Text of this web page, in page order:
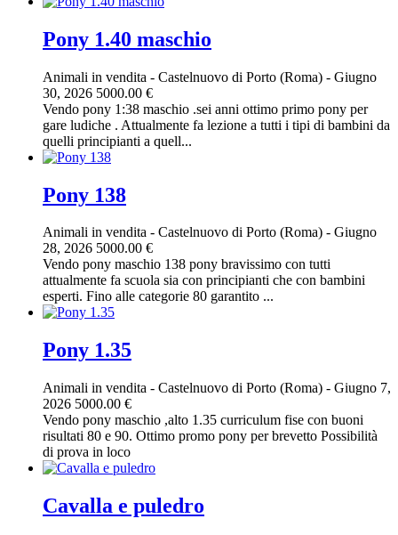
Pony 1.40 maschio
Animali in vendita - Castelnuovo di Porto (Roma) - Giugno
30, 2026 5000.00 €
Vendo pony 1:38 maschio .sei anni ottimo primo pony per
gare ludiche . Attualmente fa lezione a tutti i tipi di bambini da
quelli principianti a quell...
Pony 138
Animali in vendita - Castelnuovo di Porto (Roma) - Giugno
28, 2026 5000.00 €
Vendo pony maschio 138 pony bravissimo con tutti
attualmente fa scuola sia con principianti che con bambini
esperti. Fino alle categorie 80 garantito ...
Pony 1.35
Animali in vendita - Castelnuovo di Porto (Roma) - Giugno 7,
2026 5000.00 €
Vendo pony maschio ,alto 1.35 curriculum fise con buoni
risultati 80 e 90. Ottimo promo pony per brevetto Possibilità
di prova in loco
Cavalla e puledro